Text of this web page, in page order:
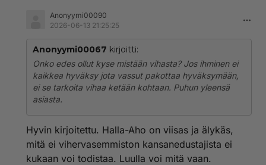
Anonyymi00090
2026-06-13 21:25:25
Anonyymi00067 kirjoitti:
Onko edes ollut kyse mistään vihasta? Jos ihminen ei
kaikkea hyväksy jota vassut pakottaa hyväksymään,
ei se tarkoita vihaa ketään kohtaan. Puhun yleensä
asiasta.
Hyvin kirjoitettu. Halla-Aho on viisas ja älykäs,
mitä ei vihervasemmiston kansanedustajista ei
kukaan voi todistaa. Luulla voi mitä vaan.